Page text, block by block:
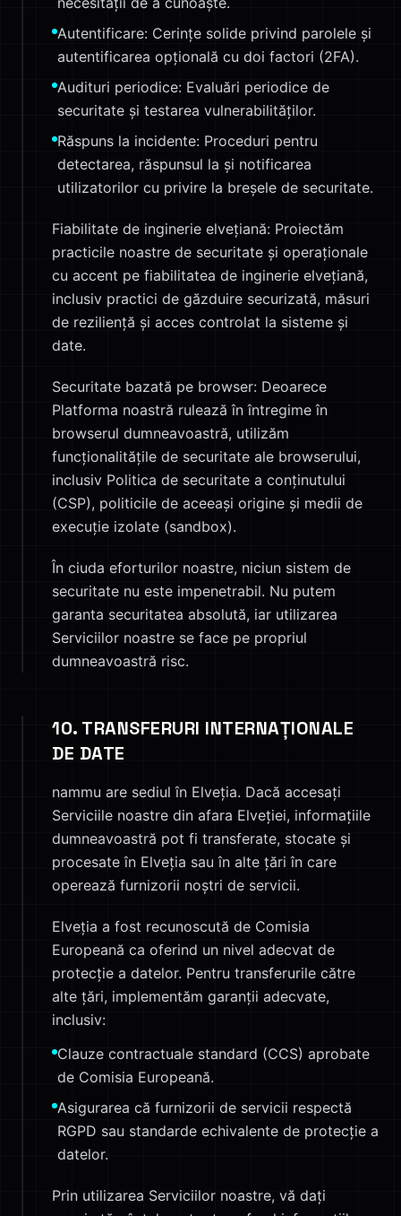
Autentificare: Cerințe solide privind parolele și
autentificarea opțională cu doi factori (2FA).
Audituri periodice: Evaluări periodice de
securitate și testarea vulnerabilităților.
Răspuns la incidente: Proceduri pentru
detectarea, răspunsul la și notificarea
utilizatorilor cu privire la breșele de securitate.
Fiabilitate de inginerie elvețiană: Proiectăm
practicile noastre de securitate și operaționale
cu accent pe fiabilitatea de inginerie elvețiană,
inclusiv practici de găzduire securizată, măsuri
de reziliență și acces controlat la sisteme și
date.
Securitate bazată pe browser: Deoarece
Platforma noastră rulează în întregime în
browserul dumneavoastră, utilizăm
funcționalitățile de securitate ale browserului,
inclusiv Politica de securitate a conținutului
(CSP), politicile de aceeași origine și medii de
execuție izolate (sandbox).
În ciuda eforturilor noastre, niciun sistem de
securitate nu este impenetrabil. Nu putem
garanta securitatea absolută, iar utilizarea
Serviciilor noastre se face pe propriul
dumneavoastră risc.
10. TRANSFERURI INTERNAȚIONALE
DE DATE
nammu are sediul în Elveția. Dacă accesați
Serviciile noastre din afara Elveției, informațiile
dumneavoastră pot fi transferate, stocate și
procesate în Elveția sau în alte țări în care
operează furnizorii noștri de servicii.
Elveția a fost recunoscută de Comisia
Europeană ca oferind un nivel adecvat de
protecție a datelor. Pentru transferurile către
alte țări, implementăm garanții adecvate,
inclusiv:
Clauze contractuale standard (CCS) aprobate
de Comisia Europeană.
Asigurarea că furnizorii de servicii respectă
RGPD sau standarde echivalente de protecție a
datelor.
Prin utilizarea Serviciilor noastre, vă dați